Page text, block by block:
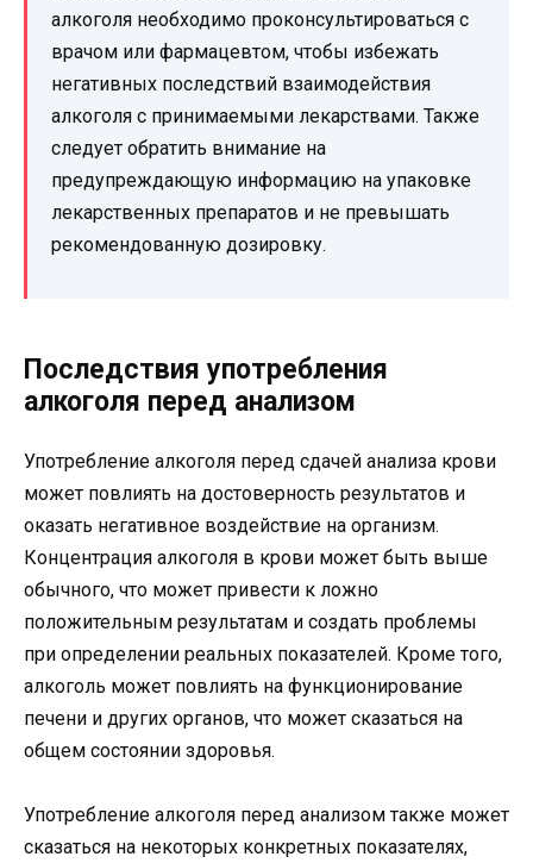
алкоголя необходимо проконсультироваться с
врачом или фармацевтом, чтобы избежать
негативных последствий взаимодействия
алкоголя с принимаемыми лекарствами. Также
следует обратить внимание на
предупреждающую информацию на упаковке
лекарственных препаратов и не превышать
рекомендованную дозировку.
Последствия употребления
алкоголя перед анализом
Употребление алкоголя перед сдачей анализа крови
может повлиять на достоверность результатов и
оказать негативное воздействие на организм.
Концентрация алкоголя в крови может быть выше
обычного, что может привести к ложно
положительным результатам и создать проблемы
при определении реальных показателей. Кроме того,
алкоголь может повлиять на функционирование
печени и других органов, что может сказаться на
общем состоянии здоровья.
Употребление алкоголя перед анализом также может
сказаться на некоторых конкретных показателях,